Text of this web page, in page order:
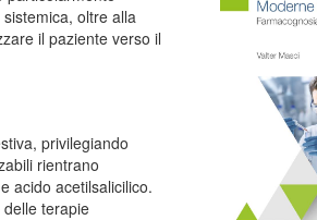
oltre alla
il paziente verso il
privilegiando
rientrano
acido acetilsalicilico.
terapie